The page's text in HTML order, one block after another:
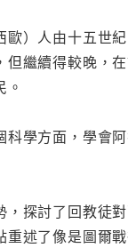
）人由十五世
繼續得較晚，
學方面，學會
探討了回教徒
述了像是圖爾